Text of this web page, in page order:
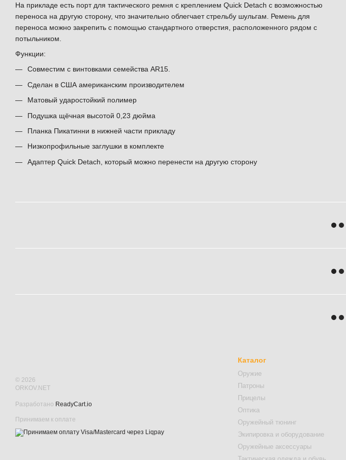
На прикладе есть порт для тактического ремня с креплением Quick Detach с возможностью
переноса на другую сторону, что значительно облегчает стрельбу шульгам. Ремень для
переноса можно закрепить с помощью стандартного отверстия, расположенного рядом с
потыльником.
Функции:
Совместим с винтовками семейства AR15.
Сделан в США американским производителем
Матовый ударостойкий полимер
Подушка щёчная высотой 0,23 дюйма
Планка Пикатинни в нижней части прикладу
Низкопрофильные заглушки в комплекте
Адаптер Quick Detach, который можно перенести на другую сторону
© 2026
ORKOV.NET
Разработано ReadyCart.io
Принимаем к оплате
Каталог
Оружие
Патроны
Прицелы
Оптика
Оружейный тюнинг
Экипировка и оборудование
Оружейные аксессуары